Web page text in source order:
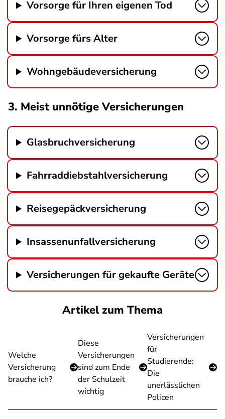
Vorsorge für Ihren eigenen Tod
Vorsorge fürs Alter
Wohngebäudeversicherung
3. Meist unnötige Versicherungen
Glasbruchversicherung
Fahrraddiebstahlversicherung
Reisegepäckversicherung
Insassenunfallversicherung
Versicherungen für gekaufte Geräte
Artikel zum Thema
Welche
Versicherung
brauche ich?
Diese
Versicherungen
sind zum Ende
der Schulzeit
wichtig
Versicherungen
für
Studierende:
Die
unerlässlichen
Policen